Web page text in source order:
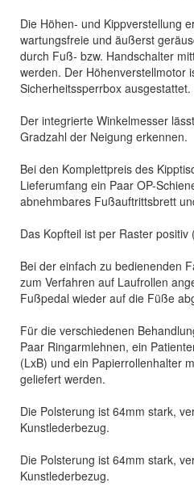
Die Höhen- und Kippverstellung
wartungsfreie und äußerst
durch Fuß- bzw. Handschalter
werden. Der Höhenverstellmotor
Sicherheitssperrbox ausgestattet.
Der integrierte Winkelmesser
Gradzahl der Neigung erkennen.
Bei den Komplettpreis des
Lieferumfang ein Paar OP-
abnehmbares Fußauftrittsbrett
Das Kopfteil ist per Raster positiv
Bei der einfach zu bedienenden
zum Verfahren auf Laufrollen
Fußpedal wieder auf die Füße
Für die verschiedenen
Paar Ringarmlehnen, ein
(LxB) und ein Papierrollenhalter
geliefert werden.
Die Polsterung ist 64mm stark,
Kunstlederbezug.
Die Polsterung ist 64mm stark,
Kunstlederbezug.